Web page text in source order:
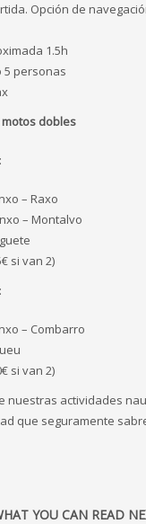
Opción de
1.5h
5 personas
motos dobles
– Raxo
– Montalvo
si van 2)
– Combarro
si van 2)
nuestras actividades
que seguramente
YOU CAN READ